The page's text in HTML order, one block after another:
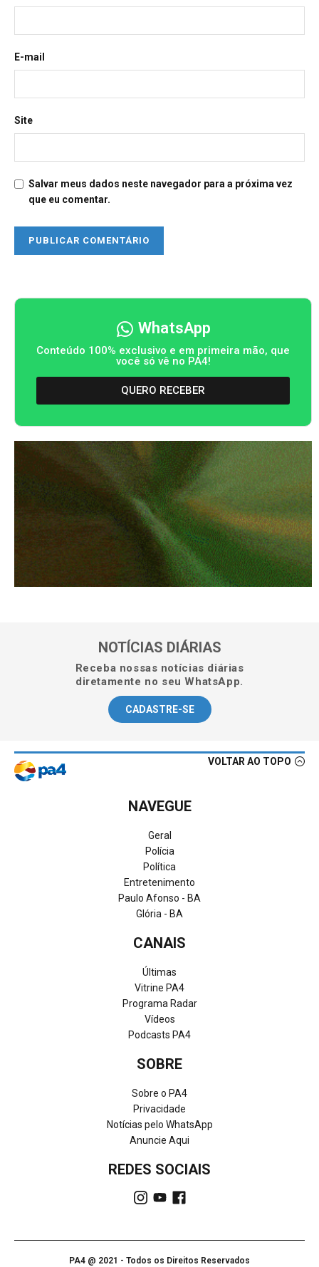
E-mail
Site
Salvar meus dados neste navegador para a próxima vez
que eu comentar.
WhatsApp
Conteúdo 100% exclusivo e em primeira mão, que
você só vê no PA4!
QUERO RECEBER
NOTÍCIAS DIÁRIAS
Receba nossas notícias diárias
diretamente no seu WhatsApp.
CADASTRE-SE
VOLTAR AO TOPO
NAVEGUE
Geral
Polícia
Política
Entretenimento
Paulo Afonso - BA
Glória - BA
CANAIS
Últimas
Vitrine PA4
Programa Radar
Vídeos
Podcasts PA4
SOBRE
Sobre o PA4
Privacidade
Notícias pelo WhatsApp
Anuncie Aqui
REDES SOCIAIS
PA4 @ 2021 - Todos os Direitos Reservados